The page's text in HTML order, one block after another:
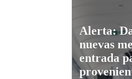
Alerta:
nuevas
entrada